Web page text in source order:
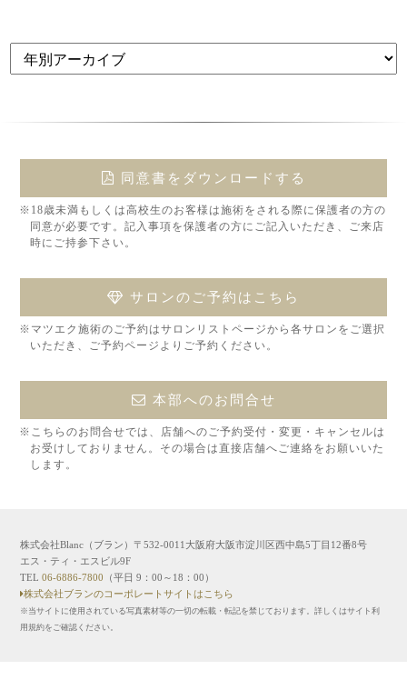
同意書をダウンロードする
※18歳未満もしくは高校生のお客様は施術をされる際に保護者の方の
同意が必要です。記入事項を保護者の方にご記入いただき、ご来店
時にご持参下さい。
サロンのご予約はこちら
※マツエク施術のご予約はサロンリストページから各サロンをご選択
いただき、ご予約ページよりご予約ください。
本部へのお問合せ
※こちらのお問合せでは、店舗へのご予約受付・変更・キャンセルは
お受けしておりません。その場合は直接店舗へご連絡をお願いいた
します。
株式会社Blanc（ブラン）〒532-0011大阪府大阪市淀川区西中島5丁目12番8号
エス・ティ・エスビル9F
TEL06-6886-7800
（平日 9：00～18：00）
株式会社ブランのコーポレートサイトはこちら
※当サイトに使用されている写真素材等の一切の転載・転記を禁じております。詳しくはサイト利
用規約をご確認ください。